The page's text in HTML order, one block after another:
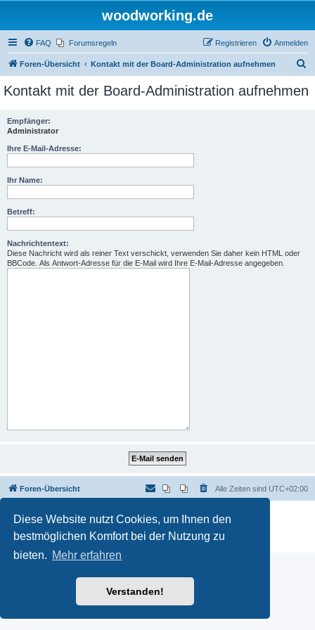
Diese Website nutzt Cookies, um Ihnen den
bestmöglichen Komfort bei der Nutzung zu
bieten. Mehr erfahren
Verstanden!
woodworking.de
FAQ Forumsregeln Anmelden
Registrieren
Foren-Übersicht Kontakt mit der Board-Administration aufnehmen
c
Kontakt mit der Board-Administration aufnehmen
Empfänger:
Administrator
Ihre E-Mail-Adresse:
Ihr Name:
Betreff:
Nachrichtentext:
Diese Nachricht wird als reiner Text verschickt, verwenden Sie daher kein HTML oder
BBCode. Als Antwort-Adresse für die E-Mail wird Ihre E-Mail-Adresse angegeben.
Foren-Übersicht Alle Zeiten sind UTC+02:00
Powered by phpBB
® Forum Software © phpBB Limited
Deutsche Übersetzung durch
Datenschutz|Nutzungsbedingungen